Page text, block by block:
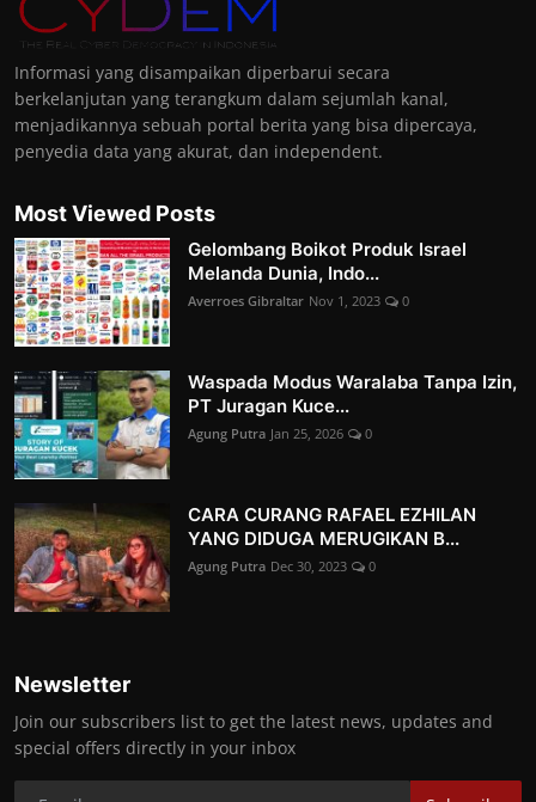
Informasi yang disampaikan diperbarui secara
berkelanjutan yang terangkum dalam sejumlah kanal,
menjadikannya sebuah portal berita yang bisa dipercaya,
penyedia data yang akurat, dan independent.
Most Viewed Posts
Gelombang Boikot Produk Israel
Melanda Dunia, Indo...
Averroes Gibraltar Nov 1, 2023 0
Waspada Modus Waralaba Tanpa Izin,
PT Juragan Kuce...
Agung Putra Jan 25, 2026 0
CARA CURANG RAFAEL EZHILAN
YANG DIDUGA MERUGIKAN B...
Agung Putra Dec 30, 2023 0
Newsletter
Join our subscribers list to get the latest news, updates and
special offers directly in your inbox